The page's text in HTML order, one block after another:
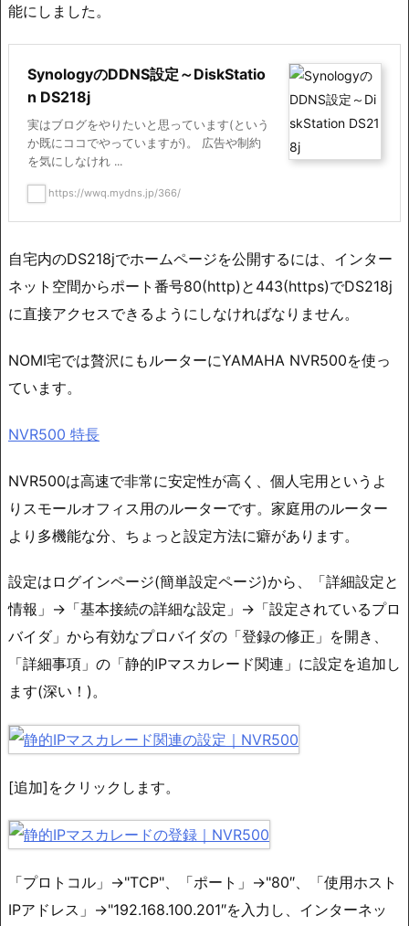
能にしました。
SynologyのDDNS設定～DiskStatio
n DS218j
実はブログをやりたいと思っています(という
か既にココでやっていますが)。 広告や制約
を気にしなけれ ...
https://wwq.mydns.jp/366/
自宅内のDS218jでホームページを公開するには、インター
ネット空間からポート番号80(http)と443(https)でDS218j
に直接アクセスできるようにしなければなりません。
NOMI宅では贅沢にもルーターにYAMAHA NVR500を使っ
ています。
NVR500 特長
NVR500は高速で非常に安定性が高く、個人宅用というよ
りスモールオフィス用のルーターです。家庭用のルーター
より多機能な分、ちょっと設定方法に癖があります。
設定はログインページ(簡単設定ページ)から、「詳細設定と
情報」→「基本接続の詳細な設定」→「設定されているプロ
バイダ」から有効なプロバイダの「登録の修正」を開き、
「詳細事項」の「静的IPマスカレード関連」に設定を追加し
ます(深い！)。
[追加]をクリックします。
「プロトコル」→"TCP"、「ポート」→"80″、「使用ホスト
IPアドレス」→"192.168.100.201″を入力し、インターネッ